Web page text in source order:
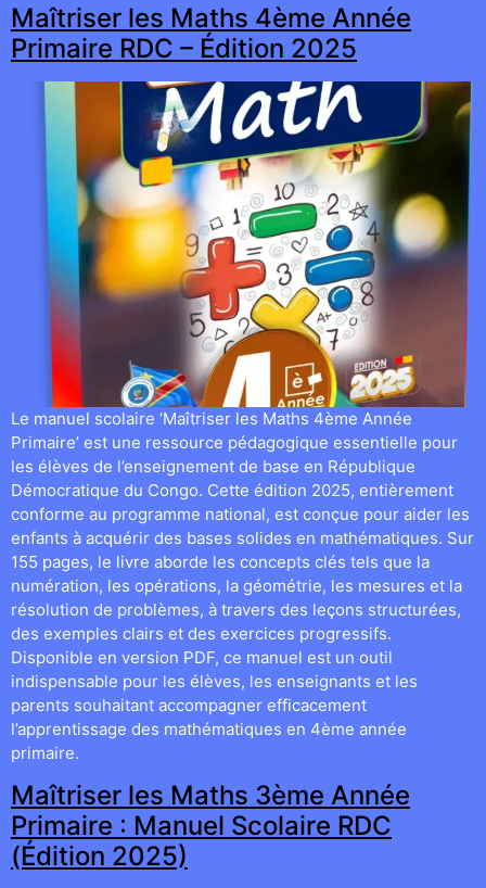
Maîtriser les Maths 4ème Année
Primaire RDC – Édition 2025
Le manuel scolaire ‘Maîtriser les Maths 4ème Année
Primaire’ est une ressource pédagogique essentielle pour
les élèves de l’enseignement de base en République
Démocratique du Congo. Cette édition 2025, entièrement
conforme au programme national, est conçue pour aider les
enfants à acquérir des bases solides en mathématiques. Sur
155 pages, le livre aborde les concepts clés tels que la
numération, les opérations, la géométrie, les mesures et la
résolution de problèmes, à travers des leçons structurées,
des exemples clairs et des exercices progressifs.
Disponible en version PDF, ce manuel est un outil
indispensable pour les élèves, les enseignants et les
parents souhaitant accompagner efficacement
l’apprentissage des mathématiques en 4ème année
primaire.
Maîtriser les Maths 3ème Année
Primaire : Manuel Scolaire RDC
(Édition 2025)